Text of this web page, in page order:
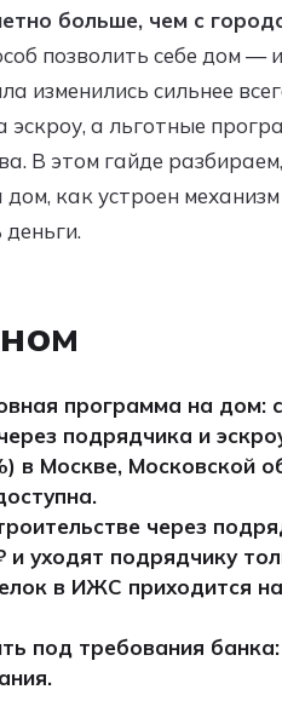
больше, чем с
позволить себе дом —
изменились сильнее
эскроу, а льготные
В этом гайде
дом, как устроен
программа на дом:
подрядчика и
в Москве, Московской
через
и уходят подрядчику
в ИЖС приходится
под требования